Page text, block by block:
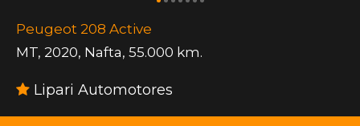
Peugeot 208 Active
MT, 2020, Nafta, 55.000 km.
Lipari Automotores